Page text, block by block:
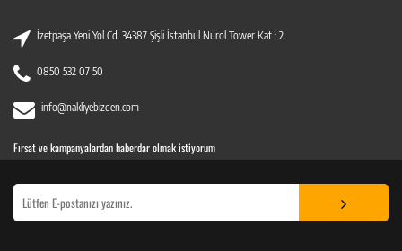
İzetpaşa Yeni Yol Cd. 34387 Şişli İstanbul Nurol Tower Kat : 2
0850 532 07 50
info@nakliyebizden.com
Fırsat ve kampanyalardan haberdar olmak istiyorum